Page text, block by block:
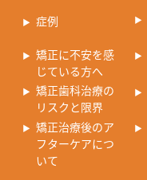
症例
矯正に不安を感
じている方へ
矯正歯科治療の
リスクと限界
矯正治療後のア
フターケアにつ
いて